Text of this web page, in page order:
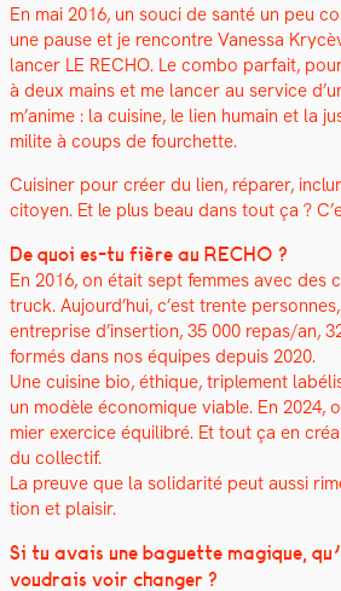
En mai 2016, un souci de san­té un peu
une pause et je ren­con­tre Vanes­sa
lancer LE RECHO. Le com­bo par­fait,
à deux mains et me lancer au ser­vice
m’anime : la cui­sine, le lien humain et la
milite à coups de fourchette.
Cuisin­er pour créer du lien, répar­er,
citoyen. Et le plus beau dans tout ça ?
De quoi es-tu fière au RECHO ?
En 2016, on était sept femmes avec des
truck. Aujourd’hui, c’est trente
entre­prise d’insertion, 35 000 repas/an,
for­més dans nos équipes depuis 2020.
Une cui­sine bio, éthique, triple­ment
un mod­èle économique viable. En
mier exer­ci­ce équili­bré. Et tout ça en
du col­lec­tif.
La preuve que la sol­i­dar­ité peut aus­si
tion et plaisir.
Si tu avais une baguette mag­ique,
voudrais voir chang­er ?